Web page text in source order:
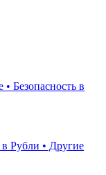
Безопасность в
Рубли • Другие